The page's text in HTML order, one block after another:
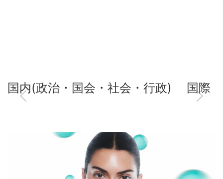
国内(政治・国会・社会・行政) 国際